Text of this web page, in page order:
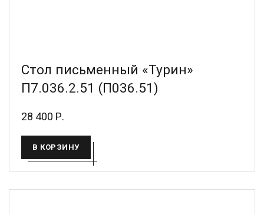
Стол письменный «Турин»
П7.036.2.51 (П036.51)
28 400 Р.
В КОРЗИНУ